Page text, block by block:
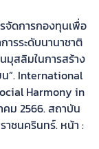
จัดการกองทุนเพื่อ
ารระดับนานาชาติ
สลิมในการสร้าง
”. International
Harmony in
คม 2566. สถาบัน
าชนครินทร์. หน้า :